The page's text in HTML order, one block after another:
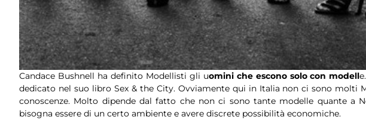
Candace Bushnell ha definito Modellisti gli uomini che escono solo con modell
dedicato nel suo libro Sex & the City. Ovviamente qui in Italia non ci sono
conoscenze. Molto dipende dal fatto che non ci sono tante modelle quante a
bisogna essere di un certo ambiente e avere discrete possibilità economiche.